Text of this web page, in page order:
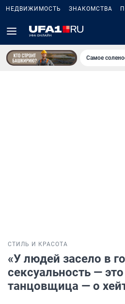
НЕДВИЖИМОСТЬ ЗНАКОМСТВА
Самое
СТИЛЬ И КРАСОТА
«У людей засело в
сексуальность —
танцовщица — о